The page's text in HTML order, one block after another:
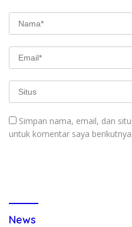
Simpan nama, email, dan
untuk komentar saya berikutnya.
News